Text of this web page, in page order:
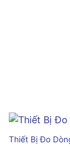
Thiết Bị Đo